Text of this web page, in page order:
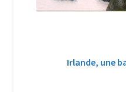
Irlande, une